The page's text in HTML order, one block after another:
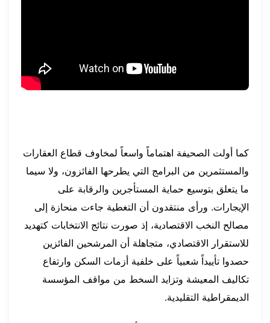
كما أولت الصحيفة اهتماماً واسعاً لمخاوف قطاع العقارات
والمستثمرين من البرامج التي يطرحها الفائزون، ولا سيما
ما يتعلق بتوسيع حماية المستأجرين والرقابة على
الإيجارات. ورأى منتقدون أن التغطية جاءت منحازة إلى
مصالح النخب الاقتصادية، إذ صورت نتائج الانتخابات كتهديد
للاستقرار الاقتصادي، متجاهلة أن المرشحين الفائزين
حصدوا تأييداً شعبياً على خلفية أزمات السكن وارتفاع
تكاليف المعيشة وتزايد السخط من مواقف المؤسسة
الديمقراطية التقليدية.